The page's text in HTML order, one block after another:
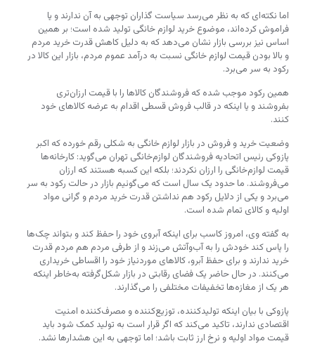
اما نکته‌ای که به نظر می‌رسد سیاست گذاران توجهی به آن ندارند و یا
فراموش کرده‌اند، موضوع خرید لوازم خانگی تولید شده است؛ بر همین
اساس نیز بررسی بازار نشان می‌دهد که به دلیل کاهش قدرت خرید مردم
و بالا بودن قیمت لوازم خانگی نسبت به درآمد عموم مردم، بازار این کالا در
رکود به سر می‌برد.
همین رکود موجب شده که فروشندگان کالاها را با قیمت ارزان‌تری
بفروشند و یا اینکه در قالب فروش قسطی اقدام به عرضه کالاهای خود
کنند.
وضعیت خرید و فروش در بازار لوازم خانگی به شکلی رقم خورده که اکبر
پازوکی رئیس اتحادیه فروشندگان لوازم‌خانگی تهران می‌گوید: کارخانه‌ها
قیمت لوازم‌خانگی را ارزان نکردند؛ بلکه این کسبه هستند که ارزان
می‌فروشند. ما حدود یک سال است که می‌گوئیم بازار در حالت رکود به سر
می‌برد و یکی از دلایل رکود هم نداشتن قدرت خرید مردم و گرانی مواد
اولیه و کالای تمام شده است.
به گفته وی، امروز کاسب برای اینکه آبروی خود را حفظ کند و بتواند چک‌ها
را پاس کند خودش را به آب‌وآتش می‌زند و از طرفی مردم هم مردم قدرت
خرید ندارند و برای حفظ آبرو، کالاهای موردنیاز خود را اقساطی خریداری
می‌کنند. در حال حاضر یک فضای رقابتی در بازار شکل‌گرفته به‌خاطر اینکه
هر یک از مغازه‌ها تخفیفات مختلفی را می‌گذارند.
پازوکی با بیان اینکه تولیدکننده، توزیع‌کننده و مصرف‌کننده امنیت
اقتصادی ندارند، تاکید می‌کند که اگر قرار است به تولید کمک شود باید
قیمت مواد اولیه و نرخ ارز ثابت باشد؛ اما توجهی به این هشدارها نشد.